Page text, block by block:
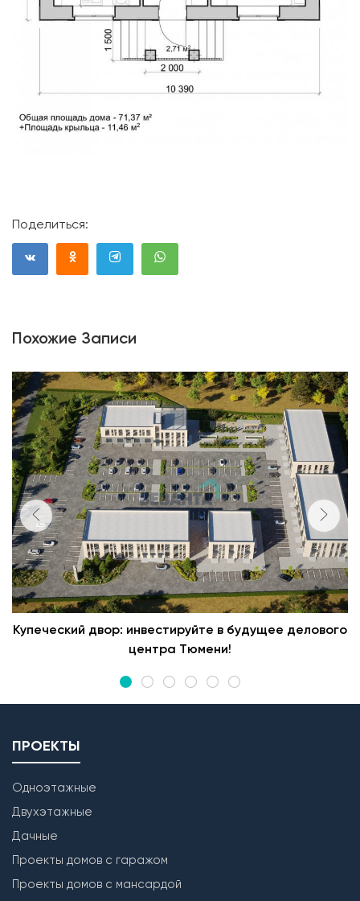
Поделиться:
Похожие Записи
Купеческий двор: инвестируйте в будущее делового
центра Тюмени!
ПРОЕКТЫ
Одноэтажные
Двухэтажные
Дачные
Проекты домов с гаражом
Проекты домов с мансардой